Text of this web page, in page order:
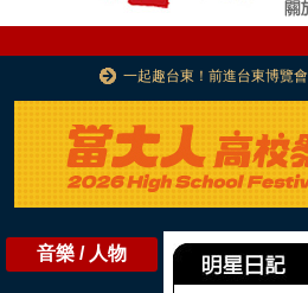
一起趣台東！前進台東博覽會
音樂 / 人物